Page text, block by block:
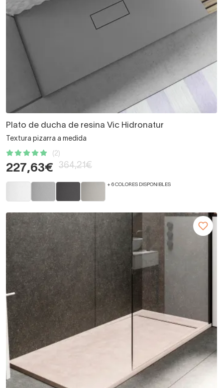
Plato de ducha de resina Vic Hidronatur
Textura pizarra a medida
(2)
227,63€ 364,21€
+ 6 COLORES DISPONIBLES